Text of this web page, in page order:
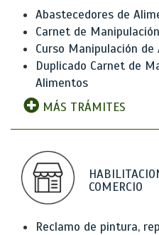
Abastecedores de
Carnet de
Curso Manipulación
Duplicado Carnet de
Alimentos
MÁS TRÁMITES
COMERCIO
Reclamo de pintura,